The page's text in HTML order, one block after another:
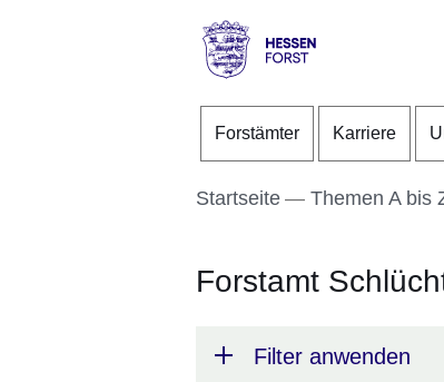
Direkt zum Kopf
Direkt zum Inhalt
Direkt zum Fuß
Forst
Forstämter Karriere
Startseite Themen A bis
Forstamt
Filter anwenden